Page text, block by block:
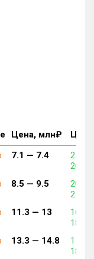
Цена, млн₽
7.1 — 7.4
257
268
8.5 — 9.5
204
253
11.3 — 13
161
189
13.3 — 14.8
158
187